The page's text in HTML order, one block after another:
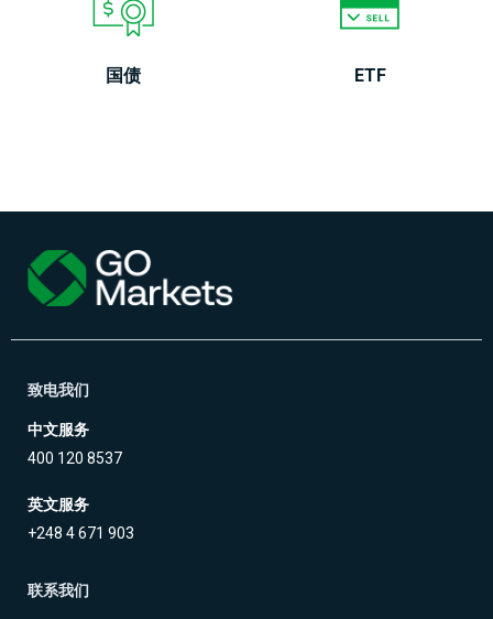
国债 ETF
致电我们
中文服务
400 120 8537
英文服务
+248 4 671 903
联系我们